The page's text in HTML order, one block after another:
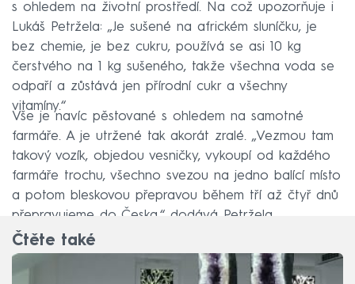
s ohledem na životní prostředí. Na což upozorňuje i
Lukáš Petržela: „Je sušené na africkém sluníčku, je
bez chemie, je bez cukru, používá se asi 10 kg
čerstvého na 1 kg sušeného, takže všechna voda se
odpaří a zůstává jen přírodní cukr a všechny
vitamíny.“
Vše je navíc pěstované s ohledem na samotné
farmáře. A je utržené tak akorát zralé. „Vezmou tam
takový vozík, objedou vesničky, vykoupí od každého
farmáře trochu, všechno svezou na jedno balící místo
a potom bleskovou přepravou během tří až čtyř dnů
přepravujeme do Česka,“ dodává Petržela.
Čtěte také